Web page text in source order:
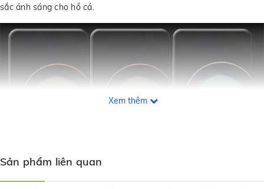
sắc ánh sáng cho hồ cá.
Xem thêm
Sản phẩm liên quan